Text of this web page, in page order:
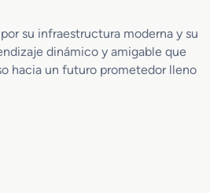
su infraestructura moderna y su
dinámico y amigable que
hacia un futuro prometedor lleno